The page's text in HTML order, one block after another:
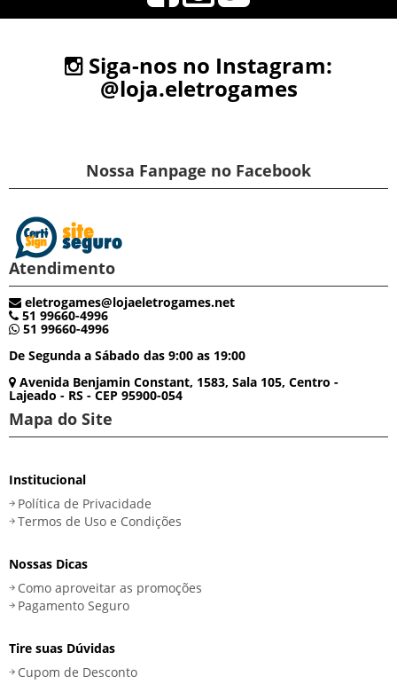
Siga-nos no Instagram:
@loja.eletrogames
Nossa Fanpage no Facebook
Atendimento
eletrogames@lojaeletrogames.net
51 99660-4996
51 99660-4996
De Segunda a Sábado das 9:00 as 19:00
Avenida Benjamin Constant, 1583, Sala 105, Centro -
Lajeado - RS - CEP 95900-054
Mapa do Site
Institucional
Política de Privacidade
Termos de Uso e Condições
Nossas Dicas
Como aproveitar as promoções
Pagamento Seguro
Tire suas Dúvidas
Cupom de Desconto